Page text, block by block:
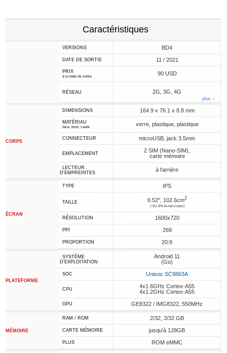
Caractéristiques
VERSIONS BD4
DATE DE SORTIE 11 / 2021
PRIX
à la date de sortie 90 USD
RÉSEAU 2G, 3G, 4G
plus ↓
CORPS
DIMENSIONS 164.9 x 76.1 x 8.8 mm
MATÉRIAU
face, fond, cadre verre, plastique, plastique
CONNECTEUR microUSB, jack 3.5mm
EMPLACEMENT
2 SIM (Nano-SIM),
carte mémoire
LECTEUR
D'EMPREINTES
à l'arrière
ÉCRAN
TYPE IPS
TAILLE 6.52", 102.6cm2
(~81.8% écran-corps)
RÉSOLUTION 1600x720
PPI 269
PROPORTION 20:9
PLATEFORME
SYSTÈME
D'EXPLOITATION
Android 11
(Go)
SOC Unisoc SC9863A
CPU
4x1.6GHz Cortex-A55
4x1.2GHz Cortex-A55
GPU GE8322 / IMG8322, 550MHz
MÉMOIRE
RAM / ROM 2/32, 3/32 GB
CARTE MÉMOIRE jusqu'à 128GB
PLUS ROM eMMC